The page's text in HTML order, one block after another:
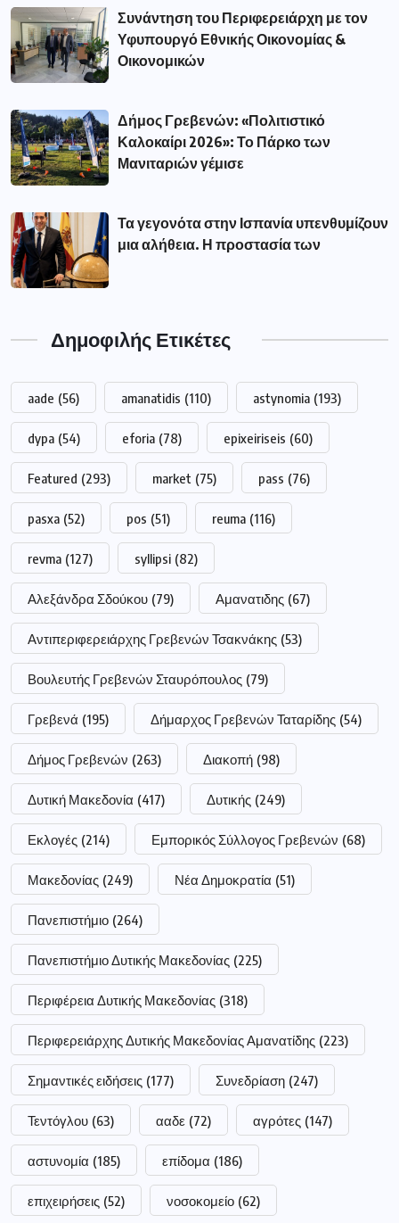
Συνάντηση του Περιφερειάρχη με τον
Υφυπουργό Εθνικής Οικονομίας &
Οικονομικών
Δήμος Γρεβενών: «Πολιτιστικό
Καλοκαίρι 2026»: Το Πάρκο των
Μανιταριών γέμισε
Τα γεγονότα στην Ισπανία υπενθυμίζουν
μια αλήθεια. Η προστασία των
Δημοφιλής Ετικέτες
aade (56) amanatidis (110) astynomia (193)
dypa (54) eforia (78) epixeiriseis (60)
Featured (293) market (75) pass (76)
pasxa (52) pos (51) reuma (116)
revma (127) syllipsi (82)
Αλεξάνδρα Σδούκου (79) Αμανατιδης (67)
Αντιπεριφερειάρχης Γρεβενών Τσακνάκης (53)
Βουλευτής Γρεβενών Σταυρόπουλος (79)
Γρεβενά (195) Δήμαρχος Γρεβενών Ταταρίδης (54)
Δήμος Γρεβενών (263) Διακοπή (98)
Δυτική Μακεδονία (417) Δυτικής (249)
Εκλογές (214) Εμπορικός Σύλλογος Γρεβενών (68)
Μακεδονίας (249) Νέα Δημοκρατία (51)
Πανεπιστήμιο (264)
Πανεπιστήμιο Δυτικής Μακεδονίας (225)
Περιφέρεια Δυτικής Μακεδονίας (318)
Περιφερειάρχης Δυτικής Μακεδονίας Αμανατίδης (223)
Σημαντικές ειδήσεις (177) Συνεδρίαση (247)
Τεντόγλου (63) ααδε (72) αγρότες (147)
αστυνομία (185) επίδομα (186)
επιχειρήσεις (52) νοσοκομείο (62)